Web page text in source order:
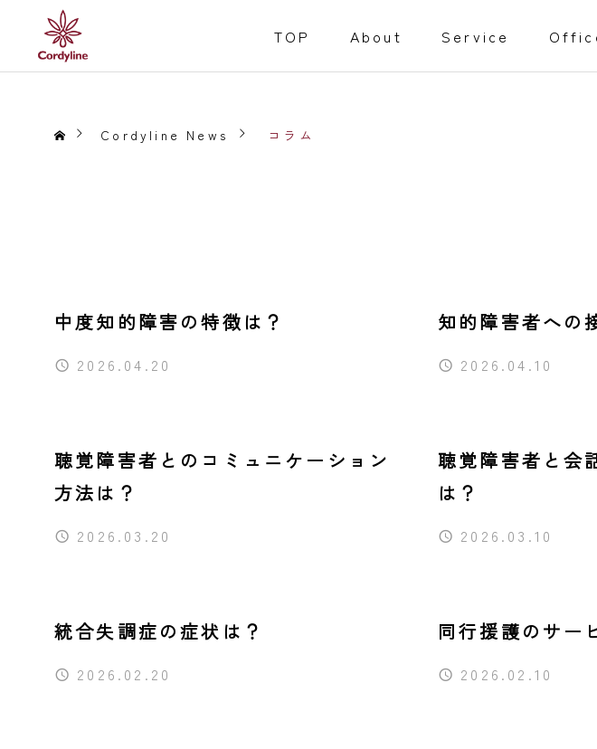
TOP About Service
就労継続支援B型事業
行動援護
家
Cordyline News コラム
中度知的障害の特徴は？
2026.04.20
知的障害者への
2026.04.10
聴覚障害者とのコミュニケーション
方法は？
2026.03.20
聴覚障害者と会
は？
2026.03.10
統合失調症の症状は？
2026.02.20
同行援護のサー
2026.02.10